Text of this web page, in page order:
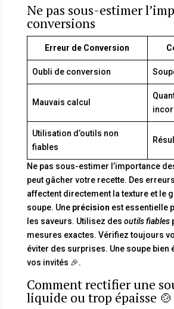
Ne pas sous-estimer
conversions
Erreur de Conversion
Oubli de conversion
Mauvais calcul
Utilisation d’outils non
fiables
Ne pas sous-estimer l’importance
peut gâcher votre recette. Des
affectent directement la texture et le
soupe. Une précision est essentielle
les saveurs. Utilisez des outils fiables
mesures exactes. Vérifiez toujours
éviter des surprises. Une soupe bien
vos invités 🎉.
Comment rectifier une
liquide ou trop épaisse 🍲